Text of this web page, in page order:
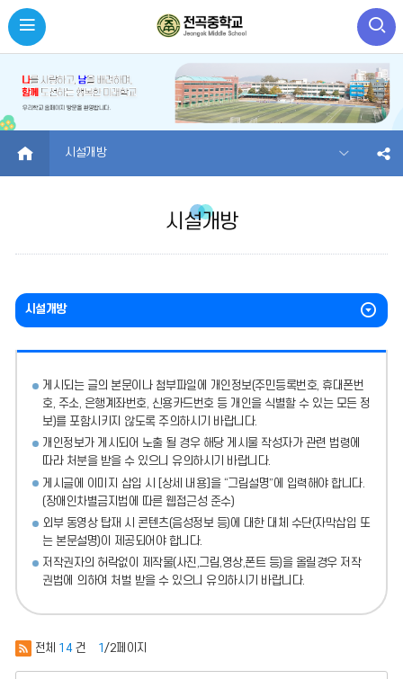
HOME 시설개방
시설개방
시설개방
게시되는 글의 본문이나 첨부파일에
개인정보(주민등록번호, 휴대폰번
호, 주소, 은행계좌번호, 신용카드번호 등 개인을 식별할 수 있는 모든 정
보)를 포함시키지 않도록 주의하시기 바랍니다.
개인정보가 게시되어 노출 될 경우 해당 게시물 작성자가 관련 법령에
따라 처분을 받을 수 있으니 유의하시기 바랍니다.
게시글에 이미지 삽입 시 [상세 내용]을 “그림설명”에 입력해야 합니다.
(장애인차별금지법에 따른 웹접근성 준수)
외부 동영상 탑재 시 콘텐츠(음성정보 등)에 대한 대체 수단(자막삽입 또
는 본문설명)이 제공되어야 합니다.
저작권자의 허락없이 제작물(사진,그림,영상,폰트 등)을 올릴경우 저작
권법에 의하여 처벌 받을 수 있으니 유의하시기 바랍니다.
전체 14 건 1 /2페이지